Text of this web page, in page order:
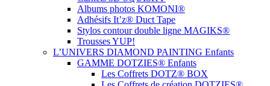
Albums photos KOMONI®
Adhésifs It’z® Duct Tape
Stylos contour double ligne MAGIKS®
Trousses YUP!
L’UNIVERS DIAMOND PAINTING Enfants
GAMME DOTZIES® Enfants
Les Coffrets DOTZ® BOX